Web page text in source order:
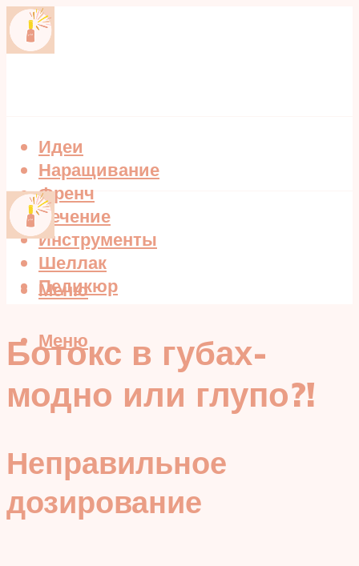
Идеи
Наращивание
Френч
Лечение
Инструменты
Шеллак
Педикюр
Меню
Меню
Ботокс в губах-
модно или глупо?!
Неправильное
дозирование